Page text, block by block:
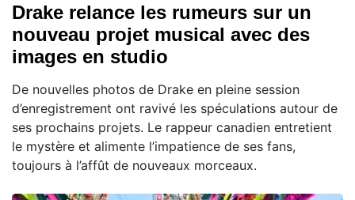
Drake relance les rumeurs sur un
nouveau projet musical avec des
images en studio
De nouvelles photos de Drake en pleine session
d’enregistrement ont ravivé les spéculations autour de
ses prochains projets. Le rappeur canadien entretient
le mystère et alimente l’impatience de ses fans,
toujours à l’affût de nouveaux morceaux.